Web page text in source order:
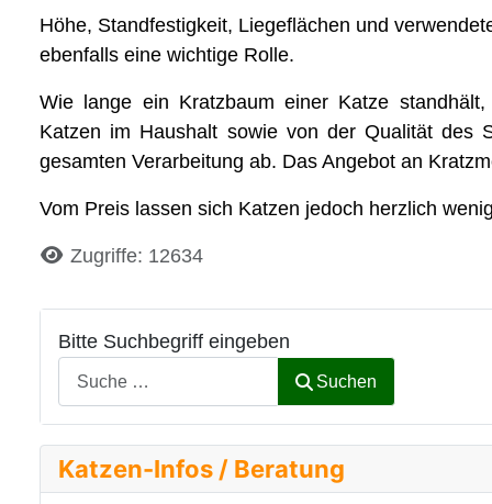
Bitte Suchbegriff eingeben
Suchen
Katzen-Infos / Beratung
Höhe, Standfestigkeit, Liegeflächen und
ebenfalls eine wichtige Rolle.
Wie lange ein Kratzbaum einer Katze
Katzen im Haushalt sowie von der Qualität des
gesamten Verarbeitung ab. Das Angebot an
Vom Preis lassen sich Katzen jedoch herzlich
DetailsZugriffe: 12634